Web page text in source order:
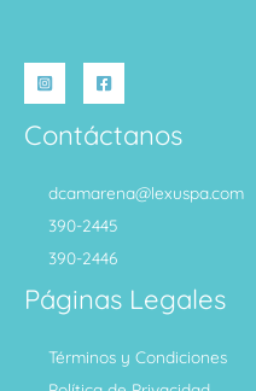
Contáctanos
dcamarena@lexuspa.com
390-2445
390-2446
Páginas Legales
Términos y Condiciones